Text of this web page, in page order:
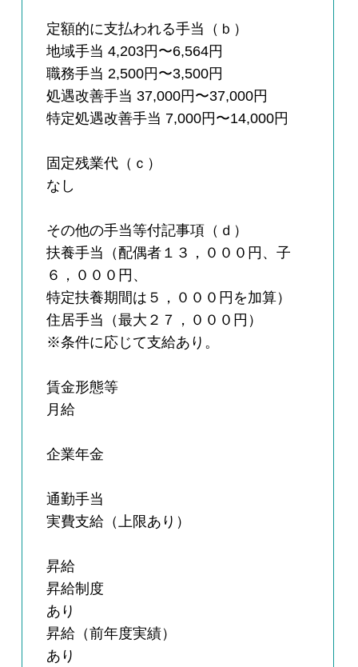
定額的に支払われる手当（ｂ）
地域手当 4,203円〜6,564円
職務手当 2,500円〜3,500円
処遇改善手当 37,000円〜37,000円
特定処遇改善手当 7,000円〜14,000円
固定残業代（ｃ）
なし
その他の手当等付記事項（ｄ）
扶養手当（配偶者１３，０００円、子
６，０００円、
特定扶養期間は５，０００円を加算）
住居手当（最大２７，０００円）
※条件に応じて支給あり。
賃金形態等
月給
企業年金
通勤手当
実費支給（上限あり）
昇給
昇給制度
あり
昇給（前年度実績）
あり